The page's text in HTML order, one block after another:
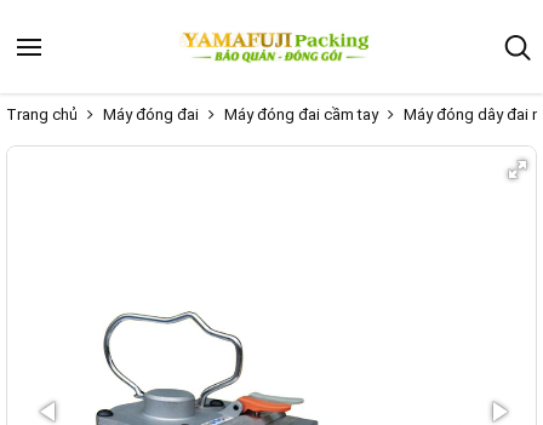
Trang chủ Máy đóng đai Máy đóng đai cầm tay Máy đóng dây đai